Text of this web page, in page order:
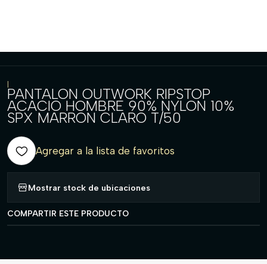
|
PANTALON OUTWORK RIPSTOP
ACACIO HOMBRE 90% NYLON 10%
SPX MARRON CLARO T/50
Agregar a la lista de favoritos
Mostrar stock de ubicaciones
COMPARTIR ESTE PRODUCTO